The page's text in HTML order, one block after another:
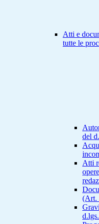
Atti e
tutte le
del
Atti
(Art.